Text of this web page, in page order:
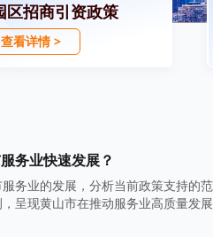
区招商引资政策
查看详情 >
务业快速发展？
务业的发展，分析当前政策支持的
呈现黄山市在推动服务业高质量发